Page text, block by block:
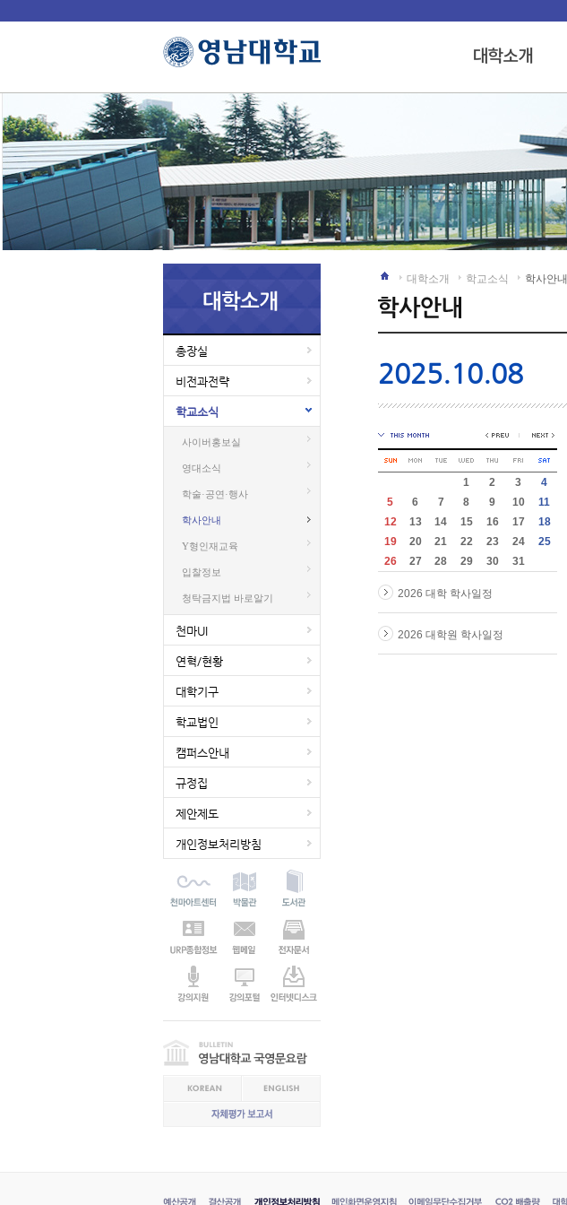
총장실
비전과전략
학교소식
사이버홍보실
영대소식
학술·공연·행사
학사안내
Y형인재교육
입찰정보
청탁금지법 바로알기
천마UI
연혁/현황
대학기구
학교법인
캠퍼스안내
규정집
제안제도
개인정보처리방침
대학소개 학교소식 학사안내
2025.10.08
1 2 3
4
5
6 7 8 9 10
11
12
13 14 15 16 17
18
19
20 21 22 23 24
25
26
27 28 29 30 31
2026 대학 학사일정
2026 대학원 학사일정